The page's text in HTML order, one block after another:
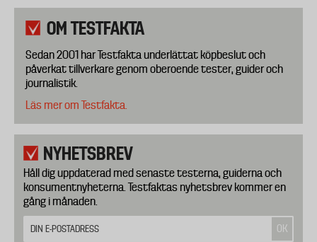
OM TESTFAKTA
Sedan 2001 har Testfakta underlättat köpbeslut och
påverkat tillverkare genom oberoende tester, guider och
journalistik.
Läs mer om Testfakta.
NYHETSBREV
Håll dig uppdaterad med senaste testerna, guiderna och
konsumentnyheterna. Testfaktas nyhetsbrev kommer en
gång i månaden.